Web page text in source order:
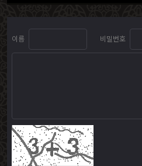
이름 비밀번호